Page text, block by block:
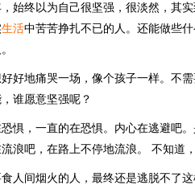
始终以为自己很坚强，很淡然，其
生活中苦苦挣扎不已的人。还能做些
好好地痛哭一场，像个孩子一样。不
谁愿意坚强呢？
惧，一直的在恐惧。内心在逃避吧
浪吧，在路上不停地流浪。 不知道
人间烟火的人，最终还是逃脱不了